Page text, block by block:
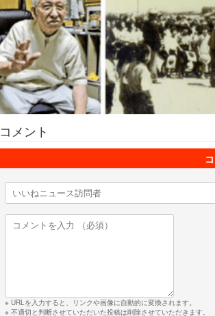
コメント
※ URLを入力すると、リンクや画像に自動的に変換されます。
※ 不適切と判断させていただいた投稿は削除させていただきます。